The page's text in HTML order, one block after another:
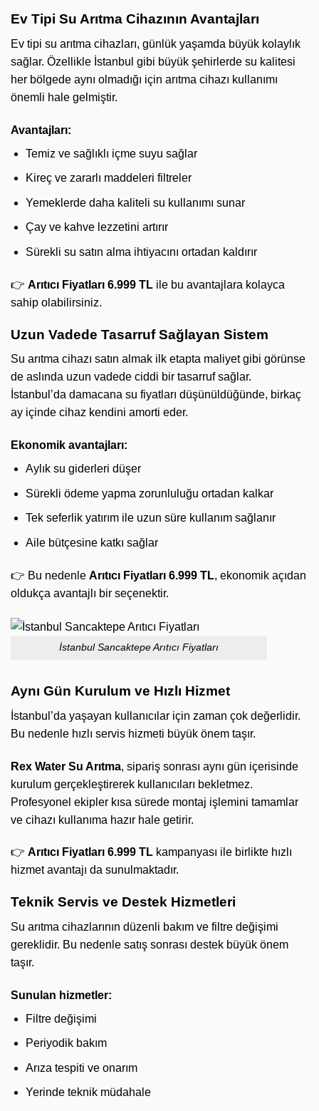
Ev Tipi Su Arıtma Cihazının Avantajları
Ev tipi su arıtma cihazları, günlük yaşamda büyük kolaylık
sağlar. Özellikle İstanbul gibi büyük şehirlerde su kalitesi
her bölgede aynı olmadığı için arıtma cihazı kullanımı
önemli hale gelmiştir.
Avantajları:
Temiz ve sağlıklı içme suyu sağlar
Kireç ve zararlı maddeleri filtreler
Yemeklerde daha kaliteli su kullanımı sunar
Çay ve kahve lezzetini artırır
Sürekli su satın alma ihtiyacını ortadan kaldırır
👉 Arıtıcı Fiyatları 6.999 TL ile bu avantajlara kolayca
sahip olabilirsiniz.
Uzun Vadede Tasarruf Sağlayan Sistem
Su arıtma cihazı satın almak ilk etapta maliyet gibi görünse
de aslında uzun vadede ciddi bir tasarruf sağlar.
İstanbul’da damacana su fiyatları düşünüldüğünde, birkaç
ay içinde cihaz kendini amorti eder.
Ekonomik avantajları:
Aylık su giderleri düşer
Sürekli ödeme yapma zorunluluğu ortadan kalkar
Tek seferlik yatırım ile uzun süre kullanım sağlanır
Aile bütçesine katkı sağlar
👉 Bu nedenle Arıtıcı Fiyatları 6.999 TL, ekonomik açıdan
oldukça avantajlı bir seçenektir.
İstanbul Sancaktepe Arıtıcı Fiyatları
Aynı Gün Kurulum ve Hızlı Hizmet
İstanbul’da yaşayan kullanıcılar için zaman çok değerlidir.
Bu nedenle hızlı servis hizmeti büyük önem taşır.
Rex Water Su Arıtma, sipariş sonrası aynı gün içerisinde
kurulum gerçekleştirerek kullanıcıları bekletmez.
Profesyonel ekipler kısa sürede montaj işlemini tamamlar
ve cihazı kullanıma hazır hale getirir.
👉 Arıtıcı Fiyatları 6.999 TL kampanyası ile birlikte hızlı
hizmet avantajı da sunulmaktadır.
Teknik Servis ve Destek Hizmetleri
Su arıtma cihazlarının düzenli bakım ve filtre değişimi
gereklidir. Bu nedenle satış sonrası destek büyük önem
taşır.
Sunulan hizmetler:
Filtre değişimi
Periyodik bakım
Arıza tespiti ve onarım
Yerinde teknik müdahale